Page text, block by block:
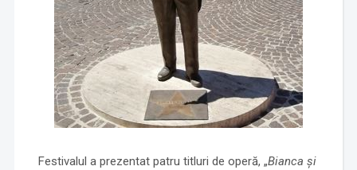
Festivalul a prezentat patru titluri de operă, „Bianca și